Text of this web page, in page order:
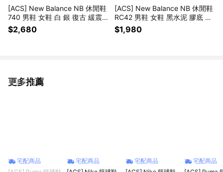
[ACS] New Balance NB 休閒鞋
740 男鞋 女鞋 白 銀 復古 緩震
紐巴倫 U7407BO-D
$2,680
[ACS] New Balance NB 休閒鞋
RC42 男鞋 女鞋 黑水泥 膠底 復
古 URC42KS-D
$1,980
更多推薦
看更多
宅配商品
宅配商品
宅配商品
宅配商品